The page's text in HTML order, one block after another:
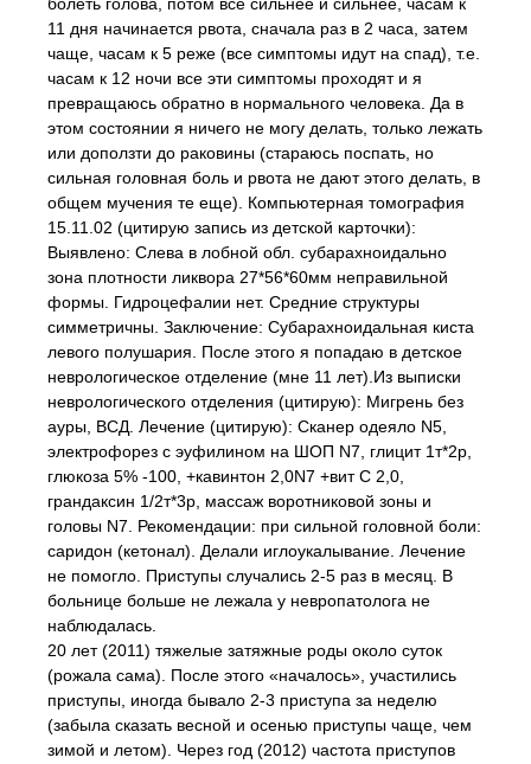
11 дня начинается рвота, сначала раз в 2 часа, затем
чаще, часам к 5 реже (все симптомы идут на спад), т.е.
часам к 12 ночи все эти симптомы проходят и я
превращаюсь обратно в нормального человека. Да в
этом состоянии я ничего не могу делать, только лежать
или доползти до раковины (стараюсь поспать, но
сильная головная боль и рвота не дают этого делать, в
общем мучения те еще). Компьютерная томография
15.11.02 (цитирую запись из детской карточки):
Выявлено: Слева в лобной обл. субарахноидально
зона плотности ликвора 27*56*60мм неправильной
формы. Гидроцефалии нет. Средние структуры
симметричны. Заключение: Субарахноидальная киста
левого полушария. После этого я попадаю в детское
неврологическое отделение (мне 11 лет).Из выписки
неврологического отделения (цитирую): Мигрень без
ауры, ВСД. Лечение (цитирую): Сканер одеяло N5,
электрофорез с эуфилином на ШОП N7, глицит 1т*2р,
глюкоза 5% -100, +кавинтон 2,0N7 +вит C 2,0,
грандаксин 1/2т*3р, массаж воротниковой зоны и
головы N7. Рекомендации: при сильной головной боли:
саридон (кетонал). Делали иглоукалывание. Лечение
не помогло. Приступы случались 2-5 раз в месяц. В
больнице больше не лежала у невропатолога не
наблюдалась.
20 лет (2011) тяжелые затяжные роды около суток
(рожала сама). После этого «началось», участились
приступы, иногда бывало 2-3 приступа за неделю
(забыла сказать весной и осенью приступы чаще, чем
зимой и летом). Через год (2012) частота приступов